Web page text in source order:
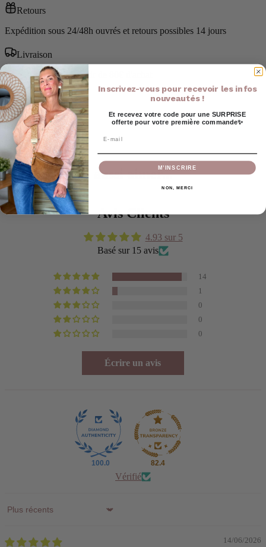
Retours
Expédition sous 24/48h ouvrés et retours possibles 14 jours
Livraison
Livraison offerte à partir de 80€ d'achat
Livraison
Retour
Vous pourriez aussi aimer...
Avis Clients
4.93 sur 5
Basé sur 15 avis
14
1
0
0
0
Écrire un avis
100.0 82.4
Vérifié
Sort by
14/06/2026
Inscrivez-vous pour recevoir les infos
nouveautés !
Et recevez votre code pour une SURPRISE
offerte pour votre première commande✨
M’INSCRIRE
NON, MERCI